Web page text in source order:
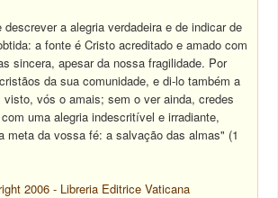
a alegria verdadeira e de indicar de
a fonte é Cristo acreditado e amado com
sincera, apesar da nossa fragilidade. Por
da sua comunidade, e di-lo também a
vós o amais; sem o ver ainda, credes
uma alegria indescritível e irradiante,
meta da vossa fé: a salvação das almas" (1
2006 - Libreria Editrice Vaticana